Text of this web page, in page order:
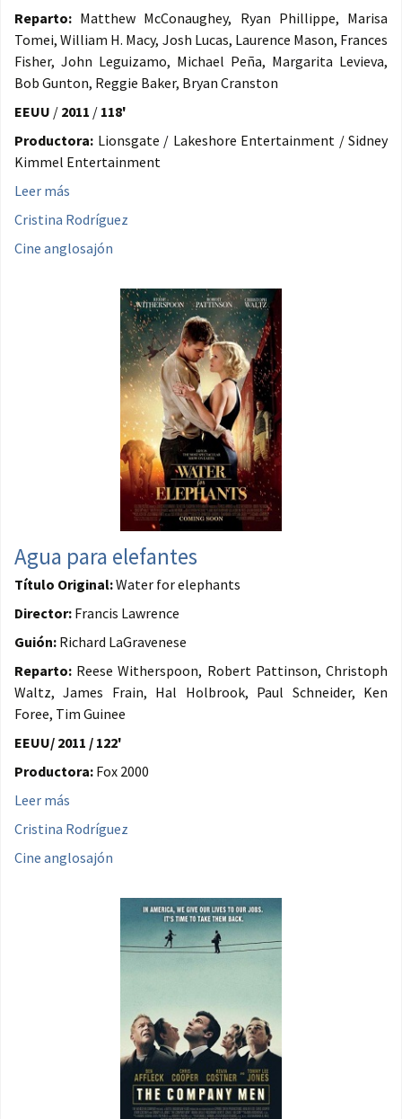
Reparto: Matthew McConaughey, Ryan Phillippe, Marisa
Tomei, William H. Macy, Josh Lucas, Laurence Mason, Frances
Fisher, John Leguizamo, Michael Peña, Margarita Levieva,
Bob Gunton, Reggie Baker, Bryan Cranston
EEUU / 2011 / 118'
Productora: Lionsgate / Lakeshore Entertainment / Sidney
Kimmel Entertainment
Leer más
Cristina Rodríguez
Cine anglosajón
Agua para elefantes
Título Original:Water for elephants
Director: Francis Lawrence
Guión: Richard LaGravenese
Reparto: Reese Witherspoon, Robert Pattinson, Christoph
Waltz, James Frain, Hal Holbrook, Paul Schneider, Ken
Foree, Tim Guinee
EEUU/ 2011 / 122'
Productora: Fox 2000
Leer más
Cristina Rodríguez
Cine anglosajón